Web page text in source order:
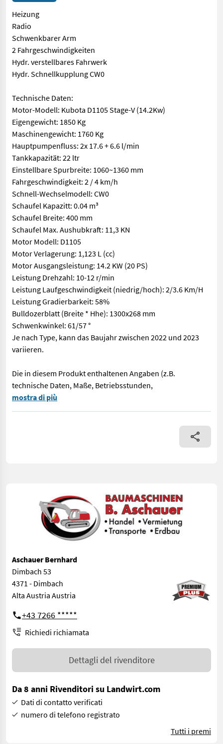
Heizung
Radio
Schwenkbarer Arm
2 Fahrgeschwindigkeiten
Hydr. verstellbares Fahrwerk
Hydr. Schnellkupplung CW0
Technische Daten:
Motor-Modell: Kubota D1105 Stage-V (14.2Kw)
Eigengewicht: 1850 Kg
Maschinengewicht: 1760 Kg
Hauptpumpenfluss: 2x 17.6 + 6.6 l/min
Tankkapazität: 22 ltr
Einstellbare Spurbreite: 1060~1360 mm
Fahrgeschwindigkeit: 2 / 4 km/h
Schnell-Wechselmodell: CW0
Schaufel Kapazitt: 0.04 m³
Schaufel Breite: 400 mm
Schaufel Max. Aushubkraft: 11,3 KN
Motor Modell: D1105
Motor Verlagerung: 1,123 L (cc)
Motor Ausgangsleistung: 14.2 KW (20 PS)
Leistung Drehzahl: 10-12 r/min
Leistung Laufgeschwindigkeit (niedrig/hoch): 2/3.6 Km/H
Leistung Gradierbarkeit: 58%
Bulldozerblatt (Breite * Hhe): 1300x268 mm
Schwenkwinkel: 61/57 °
Je nach Type, kann das Baujahr zwischen 2022 und 2023
variieren.
Die in diesem Produkt enthaltenen Angaben (z.B.
technische Daten, Maße, Betriebsstunden,
Heizung Radio Schwenkbarer Arm 2 Fahrgeschwindigkeiten
mostra di più
Aschauer Bernhard
Dimbach 53
4371 - Dimbach
Alta Austria Austria
+43 7266 *****
Richiedi richiamata
Dettagli del rivenditore
Da 8 anni Rivenditori su Landwirt.com
Dati di contatto verificati
numero di telefono registrato
Tutti i premi